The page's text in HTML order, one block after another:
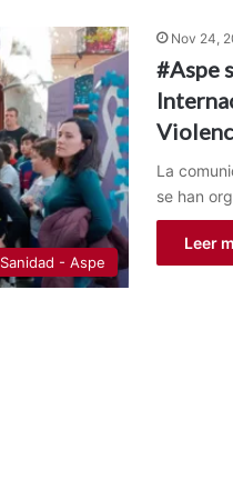
- Aspe
Nov 24,
#Aspe
La
se han
Leer